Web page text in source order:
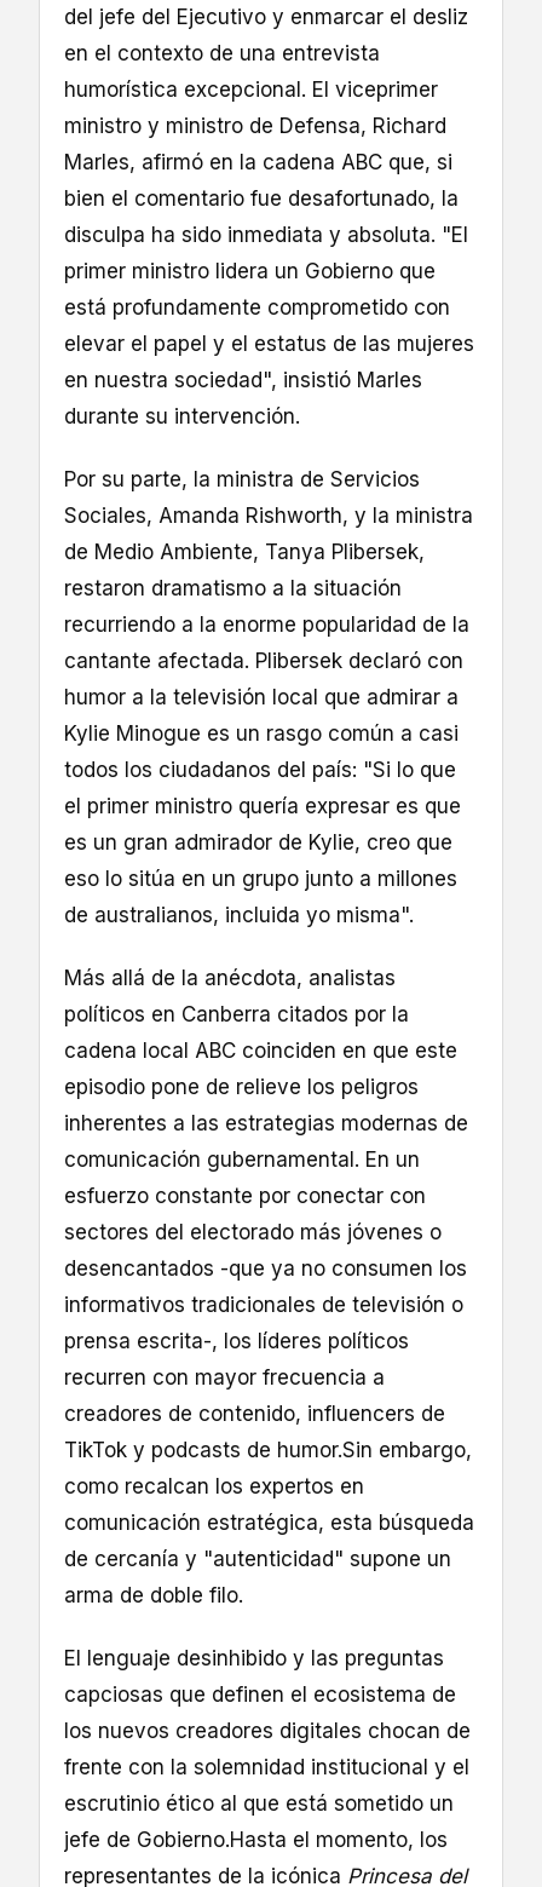
del jefe del Ejecutivo y enmarcar el desliz
en el contexto de una entrevista
humorística excepcional. El viceprimer
ministro y ministro de Defensa, Richard
Marles, afirmó en la cadena ABC que, si
bien el comentario fue desafortunado, la
disculpa ha sido inmediata y absoluta. "El
primer ministro lidera un Gobierno que
está profundamente comprometido con
elevar el papel y el estatus de las mujeres
en nuestra sociedad", insistió Marles
durante su intervención.
Por su parte, la ministra de Servicios
Sociales, Amanda Rishworth, y la ministra
de Medio Ambiente, Tanya Plibersek,
restaron dramatismo a la situación
recurriendo a la enorme popularidad de la
cantante afectada. Plibersek declaró con
humor a la televisión local que admirar a
Kylie Minogue es un rasgo común a casi
todos los ciudadanos del país: "Si lo que
el primer ministro quería expresar es que
es un gran admirador de Kylie, creo que
eso lo sitúa en un grupo junto a millones
de australianos, incluida yo misma".
Más allá de la anécdota, analistas
políticos en Canberra citados por la
cadena local ABC coinciden en que este
episodio pone de relieve los peligros
inherentes a las estrategias modernas de
comunicación gubernamental. En un
esfuerzo constante por conectar con
sectores del electorado más jóvenes o
desencantados -que ya no consumen los
informativos tradicionales de televisión o
prensa escrita-, los líderes políticos
recurren con mayor frecuencia a
creadores de contenido, influencers de
TikTok y podcasts de humor.Sin embargo,
como recalcan los expertos en
comunicación estratégica, esta búsqueda
de cercanía y "autenticidad" supone un
arma de doble filo.
El lenguaje desinhibido y las preguntas
capciosas que definen el ecosistema de
los nuevos creadores digitales chocan de
frente con la solemnidad institucional y el
escrutinio ético al que está sometido un
jefe de Gobierno.Hasta el momento, los
representantes de la icónica Princesa del